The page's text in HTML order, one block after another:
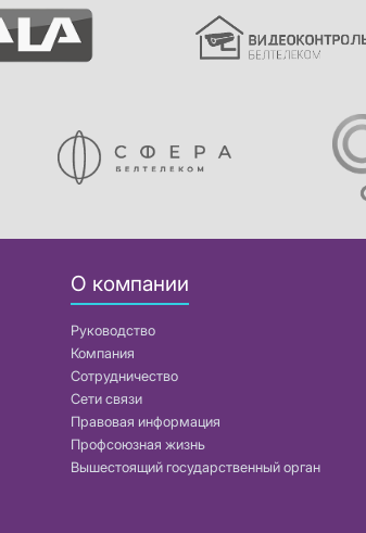
О компании
Руководство
Компания
Сотрудничество
Сети связи
Правовая информация
Профсоюзная жизнь
Вышестоящий государственный орган